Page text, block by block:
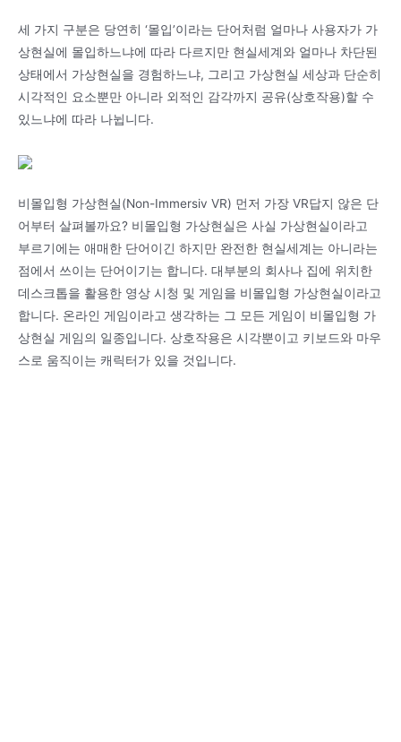
세 가지 구분은 당연히 ‘몰입’이라는 단어처럼 얼마나 사용자가 가
상현실에 몰입하느냐에 따라 다르지만 현실세계와 얼마나 차단된
상태에서 가상현실을 경험하느냐, 그리고 가상현실 세상과 단순히
시각적인 요소뿐만 아니라 외적인 감각까지 공유(상호작용)할 수
있느냐에 따라 나뉩니다.
비몰입형 가상현실(Non-Immersiv VR) 먼저 가장 VR답지 않은 단
어부터 살펴볼까요? 비몰입형 가상현실은 사실 가상현실이라고
부르기에는 애매한 단어이긴 하지만 완전한 현실세계는 아니라는
점에서 쓰이는 단어이기는 합니다. 대부분의 회사나 집에 위치한
데스크톱을 활용한 영상 시청 및 게임을 비몰입형 가상현실이라고
합니다. 온라인 게임이라고 생각하는 그 모든 게임이 비몰입형 가
상현실 게임의 일종입니다. 상호작용은 시각뿐이고 키보드와 마우
스로 움직이는 캐릭터가 있을 것입니다.